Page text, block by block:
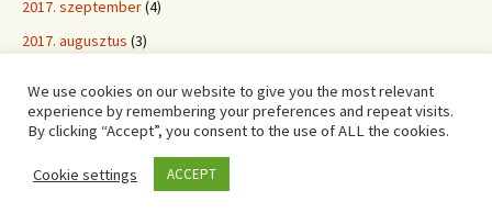
2017. szeptember(4)
2017. augusztus (3)
2017. június(4)
2017. május (3)
2017. április(5)
We use cookies on our website to give you the most relevant
experience by remembering your preferences and repeat visits.
By clicking “Accept”, you consent to the use of ALL the cookies.
Cookie settings ACCEPT